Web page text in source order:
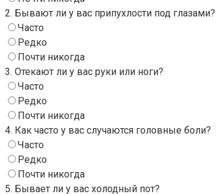
2. Бывают ли у вас припухлости под глазами?
Часто
Редко
Почти никогда
3. Отекают ли у вас руки или ноги?
Часто
Редко
Почти никогда
4. Как часто у вас случаются головные боли?
Часто
Редко
Почти никогда
5. Бывает ли у вас холодный пот?